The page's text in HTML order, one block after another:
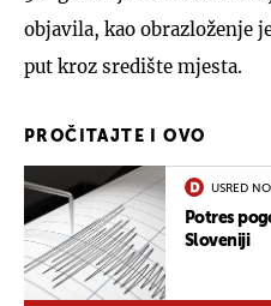
objavila, kao obrazloženje
put kroz središte mjesta.
PROČITAJTE I OVO
USRED
Potres
Sloveniji